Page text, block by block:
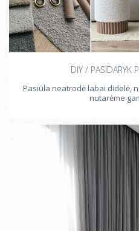
DIY / PASIDARYK
Pasiūla neatrodė labai didelė,
nutarėme